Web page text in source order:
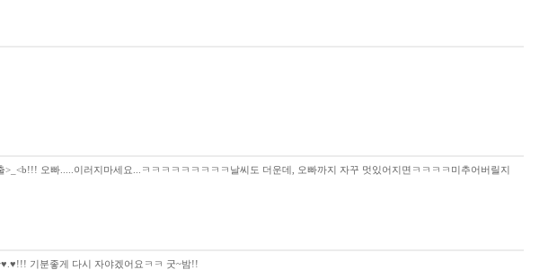
오빠.....이러지마세요...ㅋㅋㅋㅋㅋㅋㅋㅋㅋ날씨도 더운데, 오빠까지 자꾸 멋있어지면ㅋㅋㅋㅋ미추어버릴지
기분좋게 다시 자야겠어요ㅋㅋ 굿~밤!!